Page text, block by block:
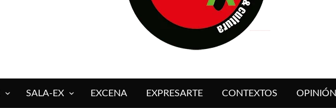
YORCH PRESENTA [CURSO DE ARMONÍA PERSECUTORIA] EN EXVITA
MAGALÍ SARE NOS EXPLICA [DESCASADA]
SALA-EX EXCENA EXPRESARTE CONTEXTOS OPINIÓN